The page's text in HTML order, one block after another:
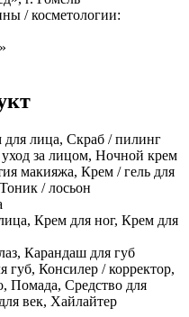
/ косметологии:
лица, Скраб / пилинг
за лицом, Ночной крем
макияжа, Крем / гель для
/ лосьон
Крем для ног, Крем для
Карандаш для губ
губ, Консилер / корректор,
Помада, Средство для
век, Хайлайтер